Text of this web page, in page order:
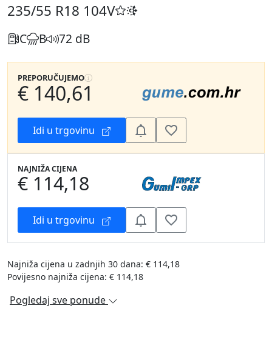
235/55 R18 104V
C B 72 dB
PREPORUČUJEMO
€ 140,61
Idi u trgovinu
NAJNIŽA CIJENA
€ 114,18
Idi u trgovinu
Najniža cijena u zadnjih 30 dana: € 114,18
Povijesno najniža cijena: € 114,18
Pogledaj sve ponude